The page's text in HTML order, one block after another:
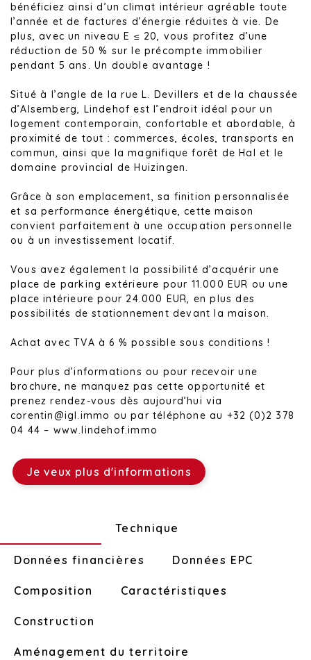
bénéficiez ainsi d’un climat intérieur agréable toute
l’année et de factures d’énergie réduites à vie. De
plus, avec un niveau E ≤ 20, vous profitez d’une
réduction de 50 % sur le précompte immobilier
pendant 5 ans. Un double avantage !
Situé à l’angle de la rue L. Devillers et de la chaussée
d’Alsemberg, Lindehof est l’endroit idéal pour un
logement contemporain, confortable et abordable, à
proximité de tout : commerces, écoles, transports en
commun, ainsi que la magnifique forêt de Hal et le
domaine provincial de Huizingen.
Grâce à son emplacement, sa finition personnalisée
et sa performance énergétique, cette maison
convient parfaitement à une occupation personnelle
ou à un investissement locatif.
Vous avez également la possibilité d’acquérir une
place de parking extérieure pour 11.000 EUR ou une
place intérieure pour 24.000 EUR, en plus des
possibilités de stationnement devant la maison.
Achat avec TVA à 6 % possible sous conditions !
Pour plus d’informations ou pour recevoir une
brochure, ne manquez pas cette opportunité et
prenez rendez-vous dès aujourd’hui via
corentin@igl.immo ou par téléphone au +32 (0)2 378
04 44 – www.lindehof.immo
Je veux plus d'informations
Technique
Données financières Données EPC
Composition Caractéristiques
Construction
Aménagement du territoire